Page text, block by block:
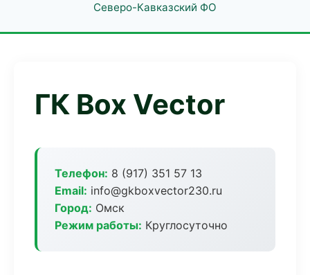
Северо-Кавказский ФО
ГК Box Vector
Телефон: 8 (917) 351 57 13
Email: info@gkboxvector230.ru
Город: Омск
Режим работы: Круглосуточно